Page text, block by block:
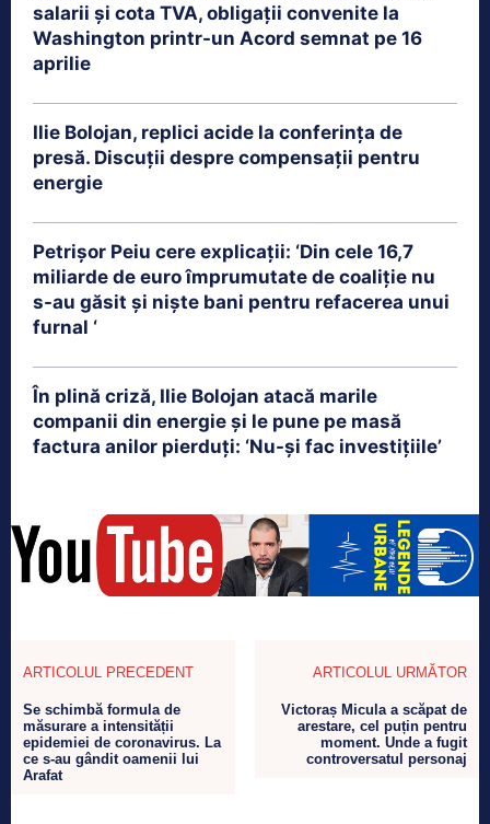
salarii și cota TVA, obligații convenite la
Washington printr-un Acord semnat pe 16
aprilie
Ilie Bolojan, replici acide la conferința de
presă. Discuții despre compensații pentru
energie
Petrişor Peiu cere explicații: ‘Din cele 16,7
miliarde de euro împrumutate de coaliţie nu
s-au găsit şi nişte bani pentru refacerea unui
furnal ‘
În plină criză, Ilie Bolojan atacă marile
companii din energie și le pune pe masă
factura anilor pierduți: ‘Nu-și fac investițiile’
ARTICOLUL PRECEDENT
Se schimbă formula de
măsurare a intensității
epidemiei de coronavirus. La
ce s-au gândit oamenii lui
Arafat
ARTICOLUL URMĂTOR
Victoraș Micula a scăpat de
arestare, cel puțin pentru
moment. Unde a fugit
controversatul personaj